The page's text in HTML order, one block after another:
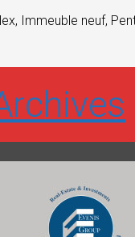
Immeuble neuf,